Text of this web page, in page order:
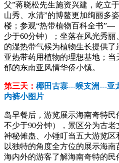
父”蒋晓松先生施资兴建，屹立
山秀、水清”的博鳌更加绚丽多
楼；参观“热带植物百科全书”—
少于60分钟）；坐落在风光秀
的湿热带气候为植物生长提供了
亚热带药用植物的理想基地；
郁的东南亚风情华侨小镇。
第三天： 椰田古寨---蜈支洲---亚
内裤小图片
岛早餐后，游览展示海南奇特
不少于90分钟），景区分为古老
神秘傩蛊、小锤叮当五大游览区
以独特的角度全方位的展示海
海内外的游客了解海南奇特的